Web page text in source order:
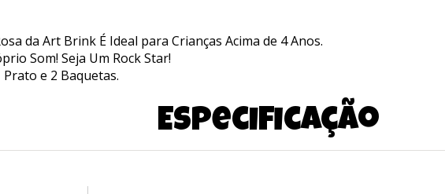
da Art Brink É Ideal para Crianças Acima de 4 Anos.
Som! Seja Um Rock Star!
e 2 Baquetas.
Especificação